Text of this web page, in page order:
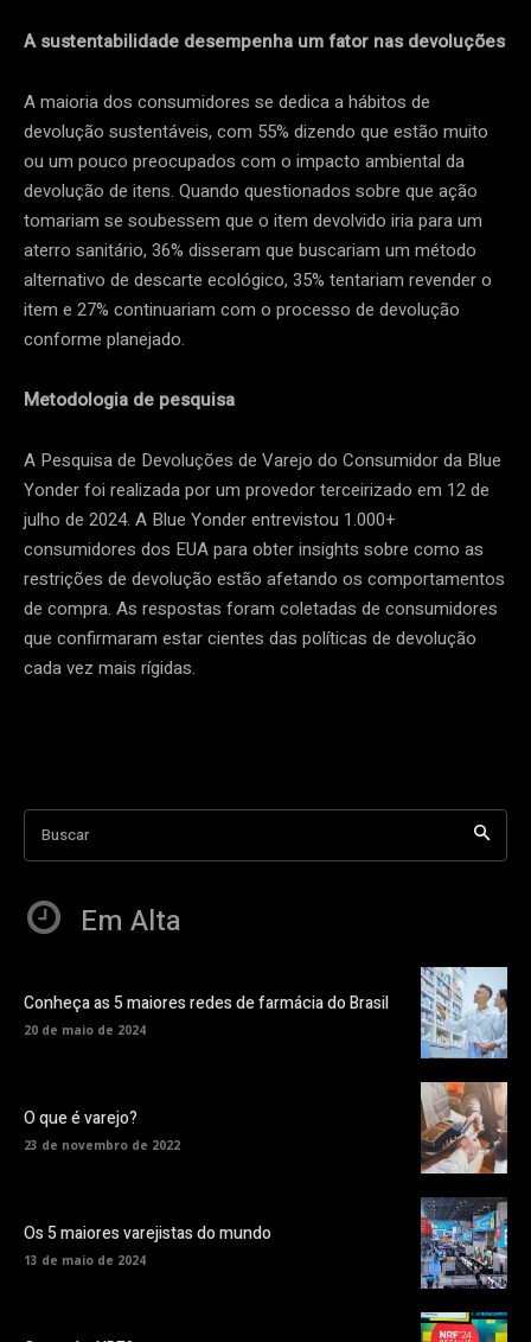
A sustentabilidade desempenha um fator nas devoluções
A maioria dos consumidores se dedica a hábitos de
devolução sustentáveis, com 55% dizendo que estão muito
ou um pouco preocupados com o impacto ambiental da
devolução de itens. Quando questionados sobre que ação
tomariam se soubessem que o item devolvido iria para um
aterro sanitário, 36% disseram que buscariam um método
alternativo de descarte ecológico, 35% tentariam revender o
item e 27% continuariam com o processo de devolução
conforme planejado.
Metodologia de pesquisa
A Pesquisa de Devoluções de Varejo do Consumidor da Blue
Yonder foi realizada por um provedor terceirizado em 12 de
julho de 2024. A Blue Yonder entrevistou 1.000+
consumidores dos EUA para obter insights sobre como as
restrições de devolução estão afetando os comportamentos
de compra. As respostas foram coletadas de consumidores
que confirmaram estar cientes das políticas de devolução
cada vez mais rígidas.
Buscar
Em Alta
Conheça as 5 maiores redes de farmácia do Brasil
20 de maio de 2024
O que é varejo?
23 de novembro de 2022
Os 5 maiores varejistas do mundo
13 de maio de 2024